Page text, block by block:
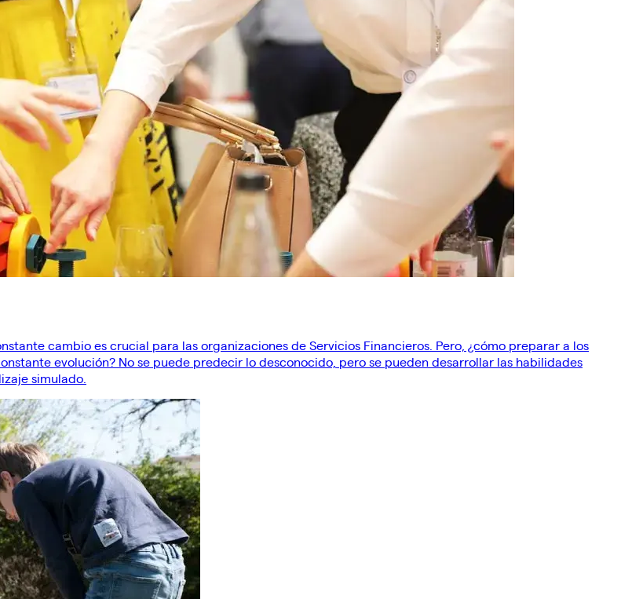
cambio es crucial para las organizaciones de Servicios Financieros. Pero, ¿cómo preparar a los
evolución? No se puede predecir lo desconocido, pero se pueden desarrollar las habilidades
simulado.